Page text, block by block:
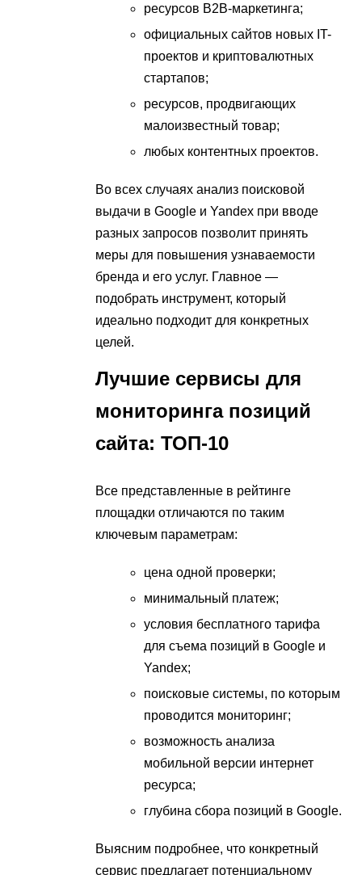
ресурсов B2B-маркетинга;
официальных сайтов новых IT-
проектов и криптовалютных
стартапов;
ресурсов, продвигающих
малоизвестный товар;
любых контентных проектов.
Во всех случаях анализ поисковой
выдачи в Google и Yandex при вводе
разных запросов позволит принять
меры для повышения узнаваемости
бренда и его услуг. Главное —
подобрать инструмент, который
идеально подходит для конкретных
целей.
Лучшие сервисы для
мониторинга позиций
сайта: ТОП-10
Все представленные в рейтинге
площадки отличаются по таким
ключевым параметрам:
цена одной проверки;
минимальный платеж;
условия бесплатного тарифа
для съема позиций в Google и
Yandex;
поисковые системы, по которым
проводится мониторинг;
возможность анализа
мобильной версии интернет
ресурса;
глубина сбора позиций в Google.
Выясним подробнее, что конкретный
сервис предлагает потенциальному